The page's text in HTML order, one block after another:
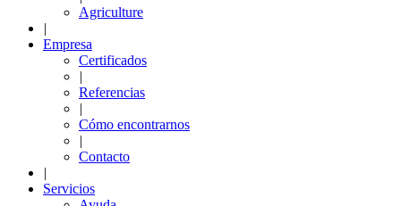
Agriculture
|
Empresa
Certificados
|
Referencias
|
Cómo encontrarnos
|
Contacto
|
Servicios